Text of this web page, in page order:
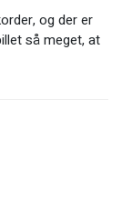
og der er
så meget, at